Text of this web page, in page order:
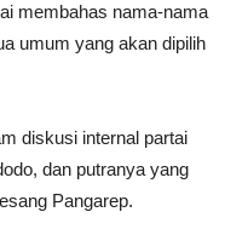
membahas nama-nama
umum yang akan dipilih
diskusi internal partai
dan putranya yang
Pangarep.